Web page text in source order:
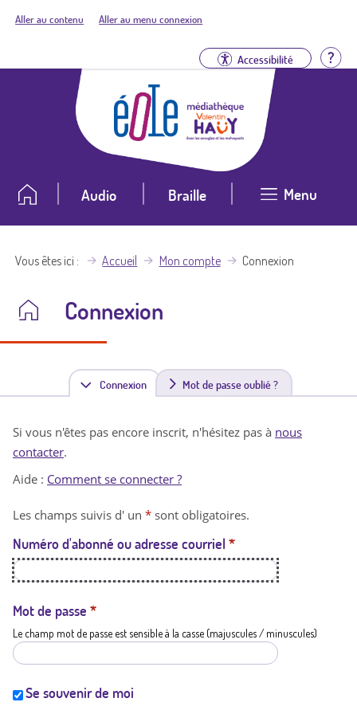
Aller au contenu Aller au menu connexion
Accessibilité
Audio Braille Menu
Vous êtes ici Accueil Mon compte Connexion
Connexion
Connexion(
n
t
a
t
i
Mot de passe oublié ?
Si vous n'êtes pas encore inscrit, n'hésitez pas à nous
contacter.
Aide : Comment se connecter ?
Les champs suivis d' un * sont obligatoires.
Numéro d'abonné ou adresse courriel *
Mot de passe *
Le champ mot de passe est sensible à la casse (majuscules / minuscules)
Se souvenir de moi